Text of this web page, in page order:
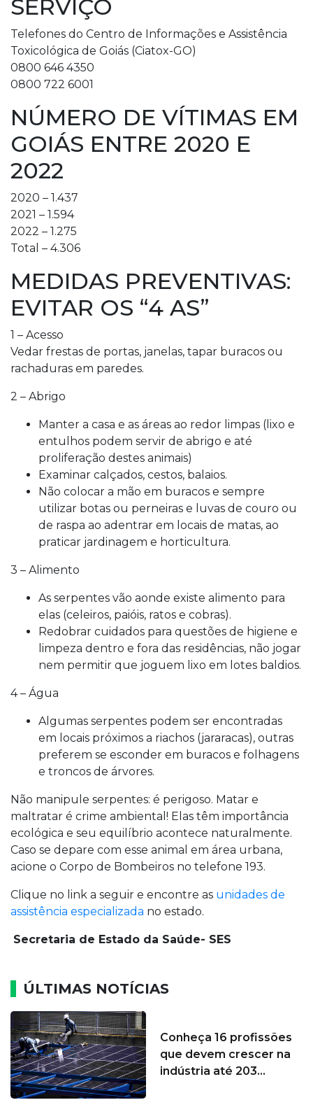
SERVIÇO
Telefones do Centro de Informações e Assistência
Toxicológica de Goiás (Ciatox-GO)
0800 646 4350
0800 722 6001
NÚMERO DE VÍTIMAS EM
GOIÁS ENTRE 2020 E
2022
2020 – 1.437
2021 – 1.594
2022 – 1.275
Total – 4.306
MEDIDAS PREVENTIVAS:
EVITAR OS “4 AS”
1 – Acesso
Vedar frestas de portas, janelas, tapar buracos ou
rachaduras em paredes.
2 – Abrigo
Manter a casa e as áreas ao redor limpas (lixo e
entulhos podem servir de abrigo e até
proliferação destes animais)
Examinar calçados, cestos, balaios.
Não colocar a mão em buracos e sempre
utilizar botas ou perneiras e luvas de couro ou
de raspa ao adentrar em locais de matas, ao
praticar jardinagem e horticultura.
3 – Alimento
As serpentes vão aonde existe alimento para
elas (celeiros, paióis, ratos e cobras).
Redobrar cuidados para questões de higiene e
limpeza dentro e fora das residências, não jogar
nem permitir que joguem lixo em lotes baldios.
4 – Água
Algumas serpentes podem ser encontradas
em locais próximos a riachos (jararacas), outras
preferem se esconder em buracos e folhagens
e troncos de árvores.
Não manipule serpentes: é perigoso. Matar e
maltratar é crime ambiental! Elas têm importância
ecológica e seu equilíbrio acontece naturalmente.
Caso se depare com esse animal em área urbana,
acione o Corpo de Bombeiros no telefone 193.
Clique no link a seguir e encontre as unidades de
assistência especializada no estado.
Secretaria de Estado da Saúde- SES
ÚLTIMAS NOTÍCIAS
Conheça 16 profissões
que devem crescer na
indústria até 203...